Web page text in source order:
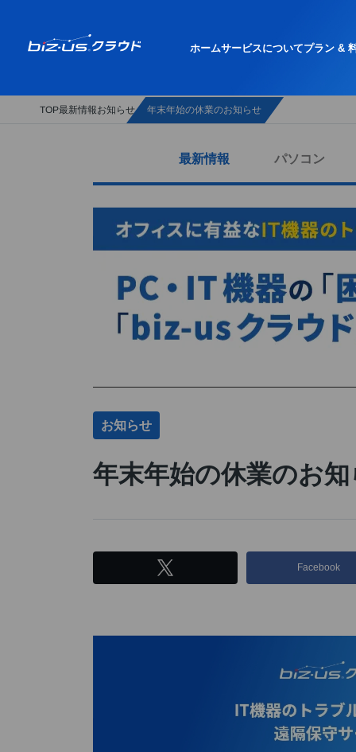
ホームサービスについてプラン &
TOP最新情報お知らせ 年末年始の休業のお知らせ
最新情報 パソコン
お知らせ
年末年始の休業のお
Facebook